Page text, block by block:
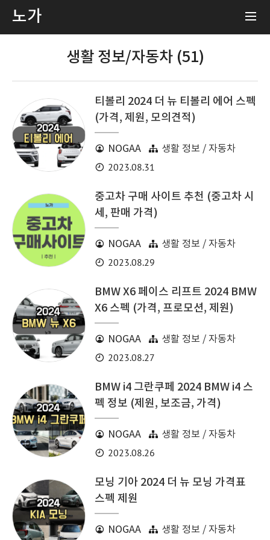
노가
생활 정보/자동차 (51)
티볼리 2024 더 뉴 티볼리 에어 스펙
(가격, 제원, 모의견적)
NOGAA 생활 정보 / 자동차
2023.08.31
중고차 구매 사이트 추천 (중고차 시
세, 판매 가격)
NOGAA 생활 정보 / 자동차
2023.08.29
BMW X6 페이스 리프트 2024 BMW
X6 스펙 (가격, 프로모션, 제원)
NOGAA 생활 정보 / 자동차
2023.08.27
BMW i4 그란쿠페 2024 BMW i4 스
펙 정보 (제원, 보조금, 가격)
NOGAA 생활 정보 / 자동차
2023.08.26
모닝 기아 2024 더 뉴 모닝 가격표
스펙 제원
NOGAA 생활 정보 / 자동차